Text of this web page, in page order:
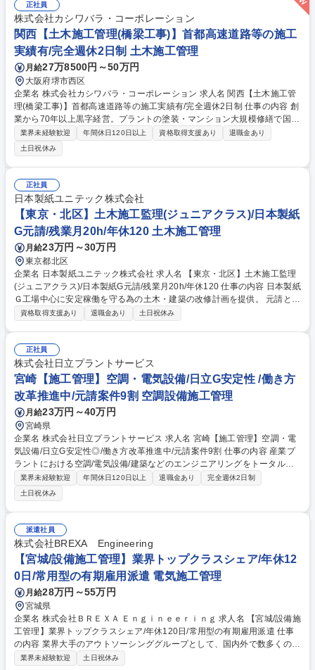
正社員
株式会社カシワバラ・コーポレーション
関西【土木施工管理(橋梁工事)】首都高速道路等の施工
実績有/完全週休2日制 土木施工管理
月給27万8500円～50万円
大阪府堺市西区
企業名 株式会社カシワバラ・コーポレーション 求人名 関西【土木施工管
理(橋梁工事)】首都高速道路等の施工実績有/完全週休2日制 仕事の内容 創
業から70年以上黒字経営。プラントの塗装・マンション大規模修繕で国内
トップの実績を誇り、不動産・広告・金融など様々な異業界に積極投資中
の当社にて橋梁工事・送電鉄塔工事の施工管理業務をお任せします。 【詳
細】■安全、品質、工程、予算の管理 ■協力会社の管理・指導 ■施主・設計
事務所との打合せ など ※首都高速道路や横浜ベイブリッジなどの交通イ
ンフラ改修実績があります！ 【入社後】教育に関しては現在のお住まいか
ら近いインフラ管轄の営業所にて行います。 その後は橋梁または首都高現
場のある地域へ出張していただき、キャリアをスタートします。 募集職種
関西【土木施工管理(橋梁工事)】首都高速道路等の施工実績有/完全週休2
日制
業界未経験歓迎 年間休日120日以上 資格取得支援あり
退職金あり
土日祝休み
正社員
日本製紙ユニテック株式会社
【東京・北区】土木施工監理(ジュニアクラス)/日本製紙
G元請/残業月20h/年休120 土木施工管理
月給23万円～30万円
東京都北区
企業名 日本製紙ユニテック株式会社 求人名 【東京・北区】土木施工監理
(ジュニアクラス)/日本製紙G元請/残業月20h/年休120 仕事の内容 日本製紙
Ｇ工場中心に安定稼働を守る為の土木・建築の改修計画を提供。 元請とし
て協力会社を指揮し、工程・品質・安全をトータルに監理。 計画受注によ
メインとなります。 出張等はあまり発生しません。 【働き方】■繁忙期と
閑散期がございますが、年間でならすと平均残業時間は20時間/月・有休
消化率5割以上となり、ワークライフバランスを保った働き方が可能で
す。【採用背景】■事業拡大に伴う陣容強化(増員) 変更の範囲：会社の定
める業務 募集職種 【東京・北区】土木施工監理(ジュニアクラス)/日本製
紙G元請/残業月20h/年休120
資格取得支援あり 退職金あり 土日祝休み
正社員
株式会社日立プラントサービス
宮崎【施工管理】空調・電気設備/日立G安定性 /働き方
改革推進中/元請案件9割 空調設備施工管理
月給23万円～40万円
宮崎県
企業名 株式会社日立プラントサービス 求人名 宮崎【施工管理】空調・電
気設備/日立G安定性◎/働き方改革推進中/元請案件9割 仕事の内容 産業プ
ラントにおける空調/電気設備/建築などのエンジニアリングをトータルで
手がけている日立Gの安定した基盤を持つ当社にて元請案件における施工
管理をお任せ。9期連続で過去最高益を更新中(売上1,200億)です！ ■設計
図書と照合、設計図通り施工が実施されているか確認■施工工程の打ち合
わせ■協力会社を含めた全体管理■竣工後、クライアントへ引き渡し時の試
運転/調整※原則クライアントはゼネコンではなくメーカーです【魅力】約
7,8割が自社請け案件。設計～施工管理～保守サービスまで自社で抱えプ
ロジェクトを一気通貫で円滑に遂行。半導体クリーンルーム/バイオ医薬品
プラント/食品プラントなど高度案件にてスキルアップ可能。 募集職種 宮
崎【施工管理】空調・電気設備/日立G安定性◎/働き方改革推進中/元請案
件9割
業界未経験歓迎 年間休日120日以上 退職金あり
完全週休2日制
土日祝休み
派遣社員
株式会社BREXA Engineering
【宮城/設備施工管理】業界トップクラスシェア/年休12
0日/常用型の有期雇用派遣 電気施工管理
月給28万円～55万円
宮城県
企業名 株式会社ＢＲＥＸＡ Ｅｎｇｉｎｅｅｒｉｎｇ 求人名 【宮城/設備施
工管理】業界トップクラスシェア/年休120日/常用型の有期雇用派遣 仕事
の内容 業界大手のアウトソーシンググループとして、国内外で数多くの建
設プロジェクトを担ってきた当社にて、設備施工管理をお任せいたしま
業界未経験歓迎 土日祝休み